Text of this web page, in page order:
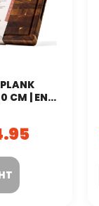
CM | END